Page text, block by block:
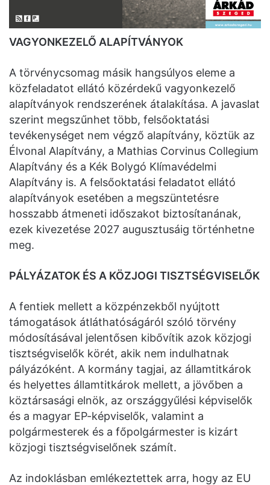
VAGYONKEZELŐ ALAPÍTVÁNYOK
A törvénycsomag másik hangsúlyos eleme a
közfeladatot ellátó közérdekű vagyonkezelő
alapítványok rendszerének átalakítása. A javaslat
szerint megszűnhet több, felsőoktatási
tevékenységet nem végző alapítvány, köztük az
Élvonal Alapítvány, a Mathias Corvinus Collegium
Alapítvány és a Kék Bolygó Klímavédelmi
Alapítvány is. A felsőoktatási feladatot ellátó
alapítványok esetében a megszüntetésre
hosszabb átmeneti időszakot biztosítanának,
ezek kivezetése 2027 augusztusáig történhetne
meg.
PÁLYÁZATOK ÉS A KÖZJOGI TISZTSÉGVISELŐK
A fentiek mellett a közpénzekből nyújtott
támogatások átláthatóságáról szóló törvény
módosításával jelentősen kibővítik azok közjogi
tisztségviselők körét, akik nem indulhatnak
pályázóként. A kormány tagjai, az államtitkárok
és helyettes államtitkárok mellett, a jövőben a
köztársasági elnök, az országgyűlési képviselők
és a magyar EP-képviselők, valamint a
polgármesterek és a főpolgármester is kizárt
közjogi tisztségviselőnek számít.
Az indoklásban emlékeztettek arra, hogy az EU